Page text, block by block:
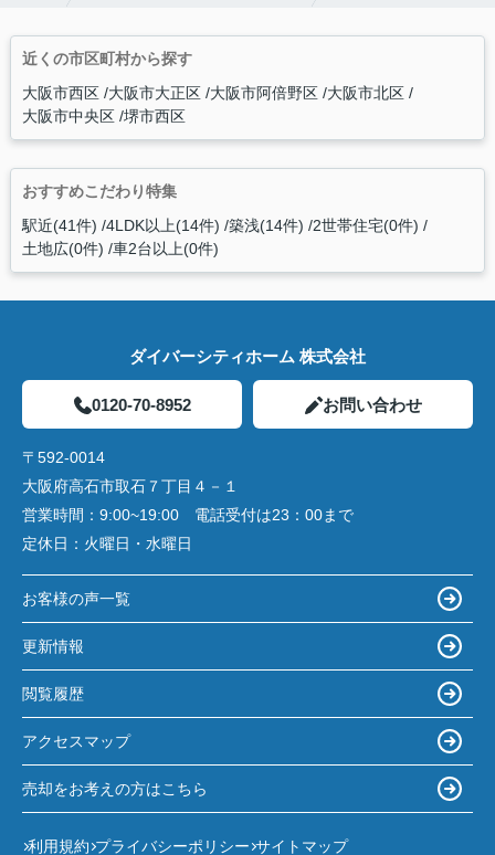
近くの市区町村から探す
大阪市西区 大阪市大正区 大阪市阿倍野区 大阪市北区
大阪市中央区 堺市西区
おすすめこだわり特集
駅近(41件) 4LDK以上(14件) 築浅(14件) 2世帯住宅(0件)
土地広(0件) 車2台以上(0件)
ダイバーシティホーム 株式会社
0120-70-8952 お問い合わせ
〒592-0014
大阪府高石市取石７丁目４－１
営業時間： 9:00~19:00 電話受付は23：00まで
定休日： 火曜日・水曜日
お客様の声一覧
更新情報
閲覧履歴
アクセスマップ
売却をお考えの方はこちら
利用規約 プライバシーポリシー サイトマップ